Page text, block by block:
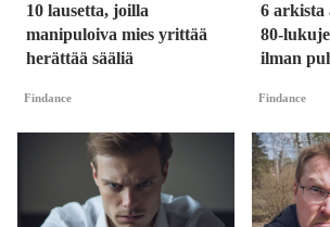
10 lausetta, joilla
manipuloiva mies yrittää
herättää sääliä
Findance
6 arkista
80-
ilman
Findance